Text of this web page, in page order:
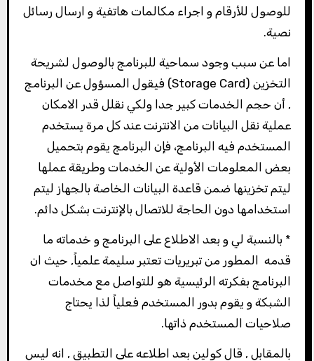
للوصول للأرقام و اجراء مكالمات هاتفية و ارسال رسائل
نصية.
اما عن سبب وجود سماحية للبرنامج بالوصول لشريحة
التخزين (Storage Card) فيقول المسؤول عن البرنامج
, أن حجم الخدمات كبير جدا ولكي نقلل قدر الامكان
عملية نقل البيانات من الانترنت عند كل مرة يستخدم
المستخدم فيه البرنامج، فإن البرنامج يقوم بتحميل
بعض المعلومات الأولية عن الخدمات وطريقة عملها
ليتم تخزينها ضمن قاعدة البيانات الخاصة بالجهاز ليتم
استخدامها دون الحاجة للاتصال بالإنترنت بشكل دائم.
* بالنسبة لي و بعد الاطلاع على البرنامج و خدماته ما
قدمه المطور من تبريريات تعتبر سليمة علمياً, حيث ان
البرنامج بفكرته الرئيسية هو للتواصل مع مخدمات
الشبكة و يقوم بدور المستخدم فعلياً لذا يحتاج
صلاحيات المستخدم ذاتها.
بالمقابل , قال كولين بعد اطلاعه على التطبيق , انه ليس